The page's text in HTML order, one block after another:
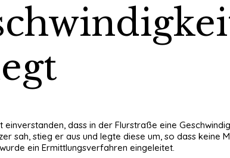
dass in der Flurstraße eine
sah, stieg er aus und legte diese um, so dass
ein Ermittlungsverfahren eingeleitet.